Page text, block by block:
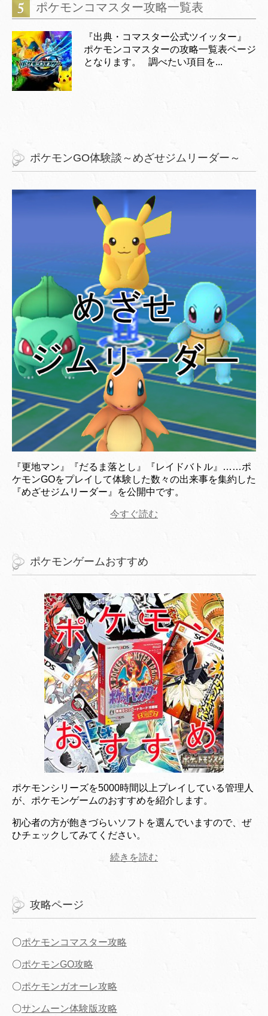
ポケモンコマスター攻略一覧表
『出典・コマスター公式ツイッター』
ポケモンコマスターの攻略一覧表ページ
となります。 調べたい項目を...
ポケモンGO体験談～めざせジムリーダー～
『更地マン』『だるま落とし』『レイドバトル』……ポ
ケモンGOをプレイして体験した数々の出来事を集約した
『めざせジムリーダー』を公開中です。
今すぐ読む
ポケモンゲームおすすめ
ポケモンシリーズを5000時間以上プレイしている管理人
が、ポケモンゲームのおすすめを紹介します。
初心者の方が飽きづらいソフトを選んでいますので、ぜ
ひチェックしてみてください。
続きを読む
攻略ページ
〇ポケモンコマスター攻略
〇ポケモンGO攻略
〇ポケモンガオーレ攻略
〇サンムーン体験版攻略